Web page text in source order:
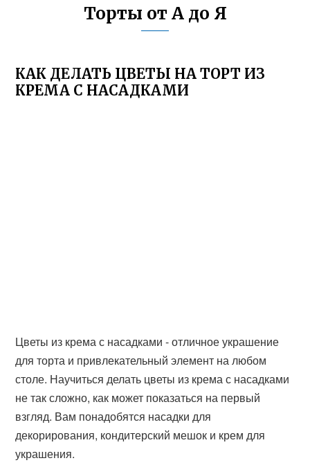
Торты от А до Я
КАК ДЕЛАТЬ ЦВЕТЫ НА ТОРТ ИЗ
КРЕМА С НАСАДКАМИ
Цветы из крема с насадками - отличное украшение
для торта и привлекательный элемент на любом
столе. Научиться делать цветы из крема с насадками
не так сложно, как может показаться на первый
взгляд. Вам понадобятся насадки для
декорирования, кондитерский мешок и крем для
украшения.